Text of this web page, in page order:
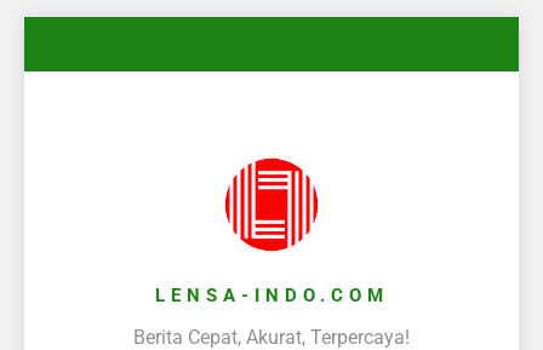
LENSA-INDO.COM
Berita Cepat, Akurat, Terpercaya!